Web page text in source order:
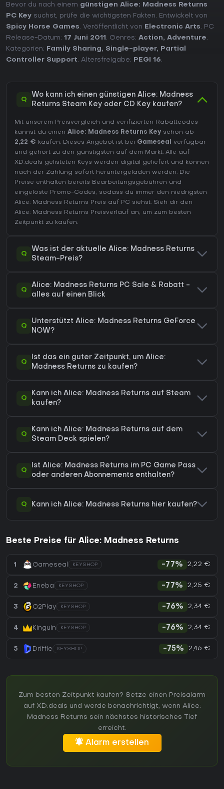
Bevor du nach einem günstigen Alice: Madness Returns
PC Key suchst, prüfe die wichtigsten Fakten. Entwickelt von
Spicy Horse Games. Veröffentlicht von Electronic Arts. PC
Release-Datum: 17 Juni 2011 . Genres: Action, Adventure.
Kategorien:
Family Sharing, Single-player,
Partial
Controller Support. Altersfreigabe: PEGI 16.
Q
Wo kann ich einen günstigen Alice: Madness
Returns Steam Key oder CD Key kaufen?
Mit unserem Preisvergleich und verifizierten Rabattcodes
kannst du einen Alice: Madness Returns Key schon ab
2,22 € kaufen. Dieses Angebot ist bei Gameseal
verfügbar
und gehört zu den günstigsten auf dem Markt. Alle auf
XD.deals gelisteten Keys werden digital geliefert und können
nach der Zahlung sofort heruntergeladen werden. Die
Preise enthalten bereits Bearbeitungsgebühren und
eingelöste Promo-Codes, sodass du immer den niedrigsten
Alice: Madness Returns Preis auf PC siehst. Sieh dir den
Alice: Madness Returns Preisverlauf an, um zum besten
Zeitpunkt zu kaufen.
Q
Was ist der aktuelle Alice: Madness Returns
Steam-Preis?
Q
Alice: Madness Returns PC Sale & Rabatt -
alles auf einen Blick
Q
Unterstützt Alice: Madness Returns GeForce
NOW?
Q
Ist das ein guter Zeitpunkt, um Alice:
Madness Returns zu kaufen?
Q
Kann ich Alice: Madness Returns auf Steam
kaufen?
Q
Kann ich Alice: Madness Returns auf dem
Steam Deck spielen?
Q
Ist Alice: Madness Returns im PC Game Pass
oder anderen Abonnements enthalten?
Q Kann ich Alice: Madness Returns hier kaufen?
Beste Preise für Alice: Madness Returns
1 Gameseal KEYSHOP -77% 2,22 €
2 Eneba KEYSHOP -77% 2,25 €
3 G2Play KEYSHOP -76% 2,34 €
4 Kinguin KEYSHOP -76% 2,34 €
5 Driffle KEYSHOP -75% 2,46 €
Zum besten Zeitpunkt kaufen? Setze einen Preisalarm
auf XD.deals und werde benachrichtigt, wenn Alice:
Madness Returns sein nächstes historisches Tief
erreicht.
Alarm erstellen